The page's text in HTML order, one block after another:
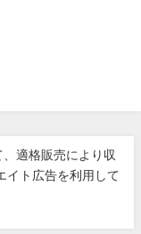
適格販売により収
イト広告を利用して